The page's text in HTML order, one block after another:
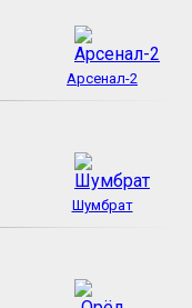
Арсенал-2
Шумбрат